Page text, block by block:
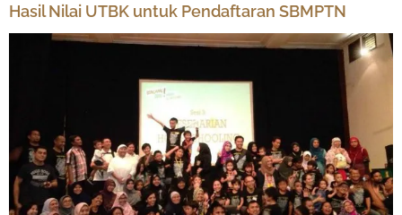
Hasil Nilai UTBK untuk Pendaftaran SBMPTN